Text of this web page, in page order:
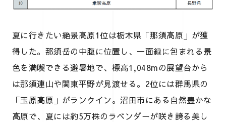
夏に行きたい絶景高原1位は栃木県「那須高原」が獲
得した。那須岳の中腹に位置し、一面緑に包まれる景
色を満喫できる避暑地で、標高1,048mの展望台から
は那須連山や関東平野が見渡せる。2位には群馬県の
「玉原高原」がランクイン。沼田市にある自然豊かな
高原で、夏には約5万株のラベンダーが咲き誇る美し